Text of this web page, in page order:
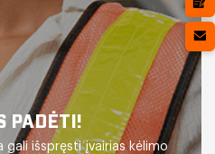
PADĖTI!
gali išspręsti įvairias kėlimo